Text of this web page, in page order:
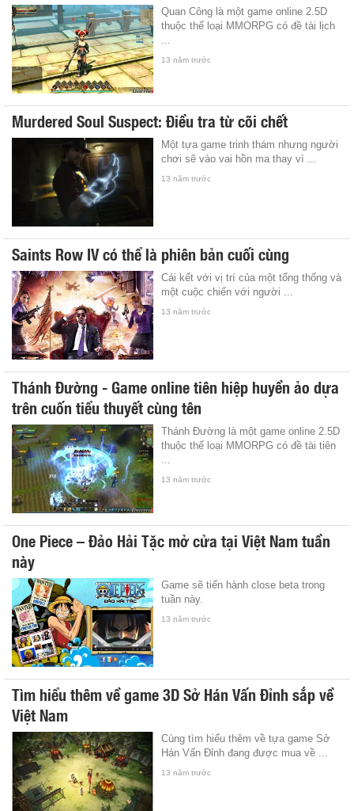
Quan Công là một game online 2.5D
thuộc thể loại MMORPG có đề tài lịch
13 năm trước
Murdered Soul Suspect: Điều tra từ cõi chết
Một tựa game trinh thám nhưng người
chơi sẽ vào vai hồn ma thay vì ...
13 năm trước
Saints Row IV có thể là phiên bản cuối cùng
Cái kết với vị trí của một tổng thống và
một cuộc chiến với người ...
13 năm trước
Thánh Đường - Game online tiên hiệp huyền ảo dựa
trên cuốn tiểu thuyết cùng tên
Thánh Đường là một game online 2.5D
thuộc thể loại MMORPG có đề tài tiên
13 năm trước
One Piece – Đảo Hải Tặc mở cửa tại Việt Nam tuần
này
Game sẽ tiến hành close beta trong
tuần này.
13 năm trước
Tìm hiểu thêm về game 3D Sở Hán Vấn Đỉnh sắp về
Việt Nam
Cùng tìm hiểu thêm về tựa game Sở
Hán Vấn Đỉnh đang được mua về ...
13 năm trước